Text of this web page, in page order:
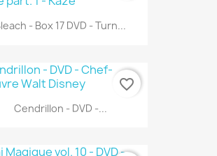
- Box 17 DVD - Turn...
Cendrillon - DVD -...
favorite_border